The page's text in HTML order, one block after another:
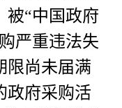
被“中国政府
严重违法失
限尚未届满
政府采购活